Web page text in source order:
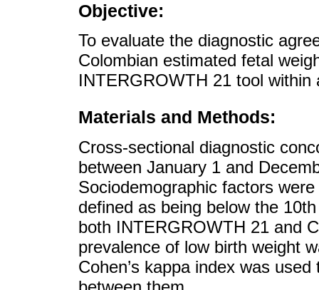
Objective:
To evaluate the diagnostic
Colombian estimated fetal
INTERGROWTH 21 tool within
Materials and Methods:
Cross-sectional diagnostic
between January 1 and
Sociodemographic factors
defined as being below the
both INTERGROWTH 21 and
prevalence of low birth weight
Cohen’s kappa index was